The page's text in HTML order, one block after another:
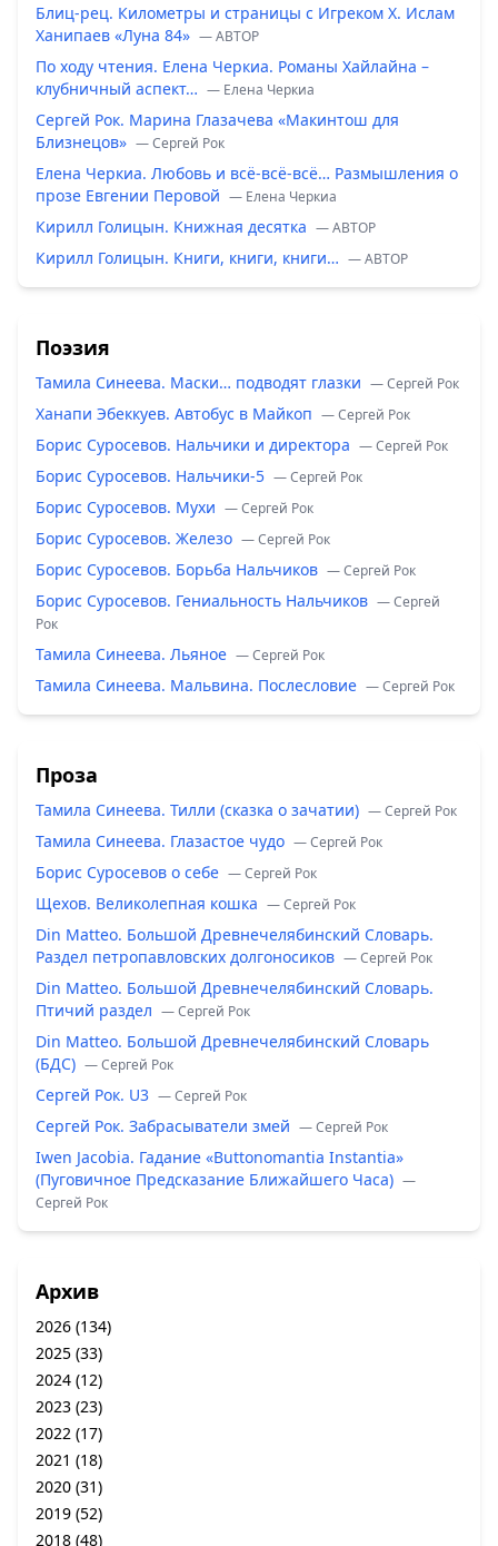
Блиц-рец. Километры и страницы с Игреком Х. Ислам
Ханипаев «Луна 84» — ABTOP
По ходу чтения. Елена Черкиа. Романы Хайлайна –
клубничный аспект… — Елена Черкиа
Сергей Рок. Марина Глазачева «Макинтош для
Близнецов» — Сергей Рок
Елена Черкиа. Любовь и всё-всё-всё… Размышления о
прозе Евгении Перовой — Елена Черкиа
Кирилл Голицын. Книжная десятка — ABTOP
Кирилл Голицын. Книги, книги, книги… — ABTOP
Поэзия
Тамила Синеева. Маски… подводят глазки — Сергей Рок
Ханапи Эбеккуев. Автобус в Майкоп — Сергей Рок
Борис Суросевов. Нальчики и директора — Сергей Рок
Борис Суросевов. Нальчики-5 — Сергей Рок
Борис Суросевов. Мухи — Сергей Рок
Борис Суросевов. Железо — Сергей Рок
Борис Суросевов. Борьба Нальчиков — Сергей Рок
Борис Суросевов. Гениальность Нальчиков — Сергей
Рок
Тамила Синеева. Льяное — Сергей Рок
Тамила Синеева. Мальвина. Послесловие — Сергей Рок
Проза
Тамила Синеева. Тилли (сказка о зачатии) — Сергей Рок
Тамила Синеева. Глазастое чудо — Сергей Рок
Борис Суросевов о себе — Сергей Рок
Щехов. Великолепная кошка — Сергей Рок
Din Matteo. Большой Древнечелябинский Словарь.
Раздел петропавловских долгоносиков — Сергей Рок
Din Matteo. Большой Древнечелябинский Словарь.
Птичий раздел — Сергей Рок
Din Matteo. Большой Древнечелябинский Словарь
(БДС) — Сергей Рок
Сергей Рок. U3 — Сергей Рок
Сергей Рок. Забрасыватели змей — Сергей Рок
Iwen Jacobia. Гадание «Buttonomantia Instantia»
(Пуговичное Предсказание Ближайшего Часа) —
Сергей Рок
Архив
2026 (134)
2025 (33)
2024 (12)
2023 (23)
2022 (17)
2021 (18)
2020 (31)
2019 (52)
2018 (48)